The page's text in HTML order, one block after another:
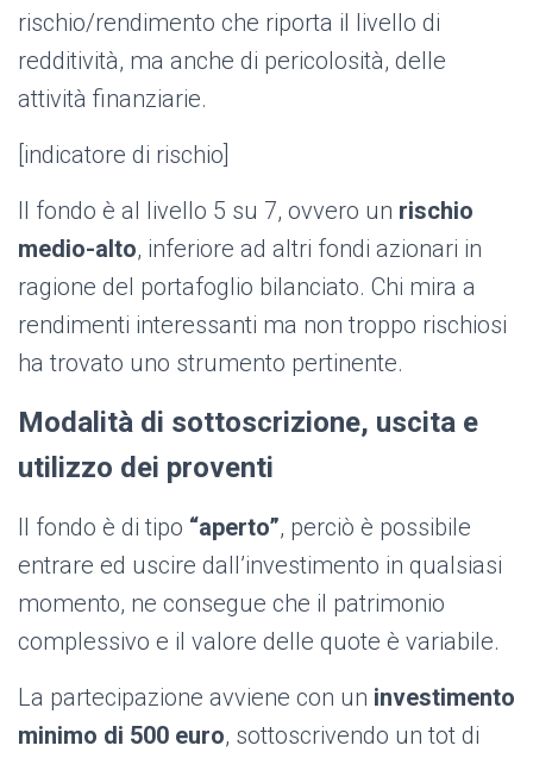
rischio/rendimento che riporta il livello di
redditività, ma anche di pericolosità, delle
attività finanziarie.
[indicatore di rischio]
Il fondo è al livello 5 su 7, ovvero un rischio
medio-alto, inferiore ad altri fondi azionari in
ragione del portafoglio bilanciato. Chi mira a
rendimenti interessanti ma non troppo rischiosi
ha trovato uno strumento pertinente.
Modalità di sottoscrizione, uscita e
utilizzo dei proventi
Il fondo è di tipo “aperto”, perciò è possibile
entrare ed uscire dall’investimento in qualsiasi
momento, ne consegue che il patrimonio
complessivo e il valore delle quote è variabile.
La partecipazione avviene con un investimento
minimo di 500 euro, sottoscrivendo un tot di